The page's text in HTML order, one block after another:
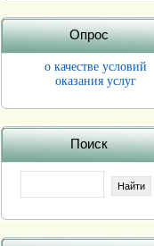
Опрос
о качестве условий
оказания услуг
Поиск